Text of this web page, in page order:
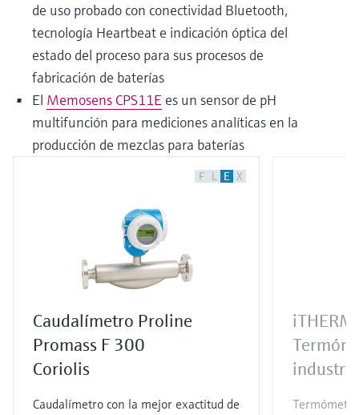
de uso probado con conectividad Bluetooth,
tecnología Heartbeat e indicación óptica del
estado del proceso para sus procesos de
fabricación de baterías
El Memosens CPS11E es un sensor de pH
multifunción para mediciones analíticas en la
producción de mezclas para baterías
F L E X
Caudalímetro Proline
Promass F 300
Coriolis
Caudalímetro con la mejor exactitud de